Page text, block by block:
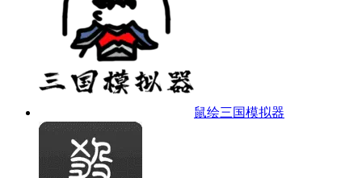
鼠绘三国模拟器